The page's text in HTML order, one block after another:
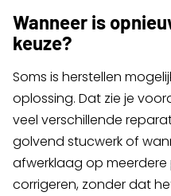
Wanneer is
keuze?
Soms is herstellen
oplossing. Dat zie je
veel verschillende
golvend stucwerk of
afwerklaag op meerdere
corrigeren, zonder dat